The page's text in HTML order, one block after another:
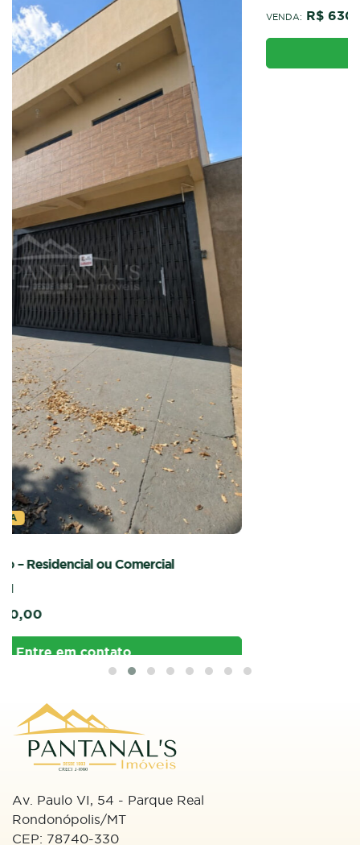
VENDA: R$ 630.000,00
Entre em contato
Av. Paulo VI, 54 - Parque Real
Rondonópolis/MT
CEP: 78740-330
Como chegar
WhatsApp
(66) 99613-3133
Email
imobiliariapantanal@hotmail.com
Redes Sociais